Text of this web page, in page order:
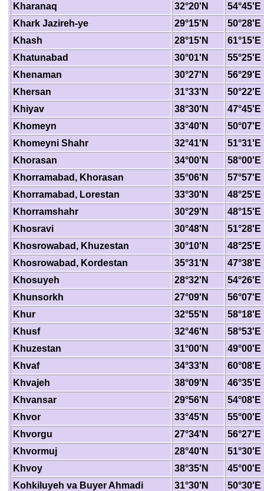
Kharanaq
32°20'N
54°45'E
Khark Jazireh-ye
29°15'N
50°28'E
Khash
28°15'N
61°15'E
Khatunabad
30°01'N
55°25'E
Khenaman
30°27'N
56°29'E
Khersan
31°33'N
50°22'E
Khiyav
38°30'N
47°45'E
Khomeyn
33°40'N
50°07'E
Khomeyni Shahr
32°41'N
51°31'E
Khorasan
34°00'N
58°00'E
Khorramabad, Khorasan
35°06'N
57°57'E
Khorramabad, Lorestan
33°30'N
48°25'E
Khorramshahr
30°29'N
48°15'E
Khosravi
30°48'N
51°28'E
Khosrowabad, Khuzestan
30°10'N
48°25'E
Khosrowabad, Kordestan
35°31'N
47°38'E
Khosuyeh
28°32'N
54°26'E
Khunsorkh
27°09'N
56°07'E
Khur
32°55'N
58°18'E
Khusf
32°46'N
58°53'E
Khuzestan
31°00'N
49°00'E
Khvaf
34°33'N
60°08'E
Khvajeh
38°09'N
46°35'E
Khvansar
29°56'N
54°08'E
Khvor
33°45'N
55°00'E
Khvorgu
27°34'N
56°27'E
Khvormuj
28°40'N
51°30'E
Khvoy
38°35'N
45°00'E
Kohkiluyeh va Buyer Ahmadi
31°30'N
50°30'E